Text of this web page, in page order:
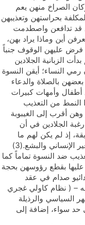
الصراخ منهن يعم
بحراستهن وتعذيبهن
تدافعن واصطدمت
أين وماذا يراد بهن،
عليهن الوقوف جنباً
الجلادين
النساء؛ أيقن النسوة
بالصلاة والدعاء
وأمهات كبيرات
من التعذيب
أقرب إلى الغيبوبة
الجلادين في أن
إذ لم يكن لهم ما
والبشع.(3)
ضد النسوة تماماً كما
بقطع رؤوسهن بحجة
صدام في عقد
( نظام كاولي غجري
والرذيلة
سواء، إضافة إلى